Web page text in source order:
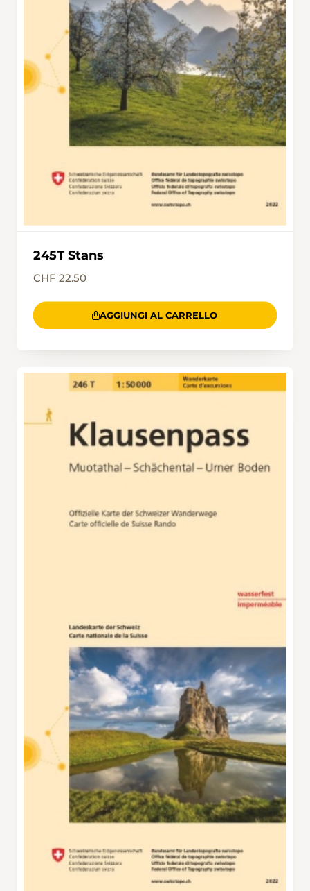
könnte bei Nässe heikel sein. Nachdem diese
Schlüsselstelle geschafft ist, geht es
aussichtsreich, immer die markanten
Schächentaler Windgällen im Angesicht,
hinunter zur Alp Wannelen. Der Besuch im
Alpbeizli verkürzt die Wartezeit auf die
nächste Seilbahn, die halbstündlich zurück
nach Unterschächen fährt.
245T Stans
CHF 22.50
AGGIUNGI AL CARRELLO